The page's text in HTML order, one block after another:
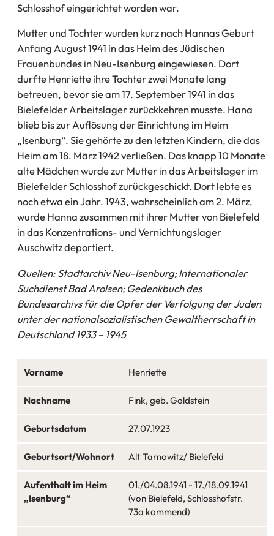
Schlosshof eingerichtet worden war.
Mutter und Tochter wurden kurz nach Hannas Geburt
Anfang August 1941 in das Heim des Jüdischen
Frauenbundes in Neu-Isenburg eingewiesen. Dort
durfte Henriette ihre Tochter zwei Monate lang
betreuen, bevor sie am 17. September 1941 in das
Bielefelder Arbeitslager zurückkehren musste. Hana
blieb bis zur Auflösung der Einrichtung im Heim
„Isenburg“. Sie gehörte zu den letzten Kindern, die das
Heim am 18. März 1942 verließen. Das knapp 10 Monate
alte Mädchen wurde zur Mutter in das Arbeitslager im
Bielefelder Schlosshof zurückgeschickt. Dort lebte es
noch etwa ein Jahr. 1943, wahrscheinlich am 2. März,
wurde Hanna zusammen mit ihrer Mutter von Bielefeld
in das Konzentrations- und Vernichtungslager
Auschwitz deportiert.
Quellen: Stadtarchiv Neu-Isenburg; Internationaler
Suchdienst Bad Arolsen; Gedenkbuch des
Bundesarchivs für die Opfer der Verfolgung der Juden
unter der nationalsozialistischen Gewaltherrschaft in
Deutschland 1933 – 1945
Vorname Henriette
Nachname Fink, geb. Goldstein
Geburtsdatum 27.07.1923
Geburtsort/Wohnort Alt Tarnowitz/ Bielefeld
Aufenthalt im Heim
„Isenburg“
01./04.08.1941 - 17./18.09.1941
(von Bielefeld, Schlosshofstr.
73a kommend)